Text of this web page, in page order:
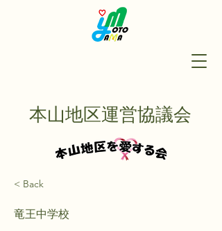
本山地区運営協議会
< Back
竜王中学校